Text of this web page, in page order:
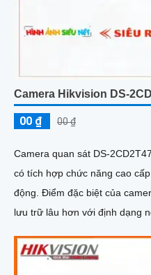
Camera Hikvision DS-
00 ₫ 00 ₫
Camera quan sát DS-
có tích hợp chức năng cao
động. Điểm đặc biệt của camera này là khả năng ghi hình và
lưu trữ lâu hơn với định dạng